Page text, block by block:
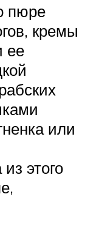
пюре
кремы
ее
или
этого